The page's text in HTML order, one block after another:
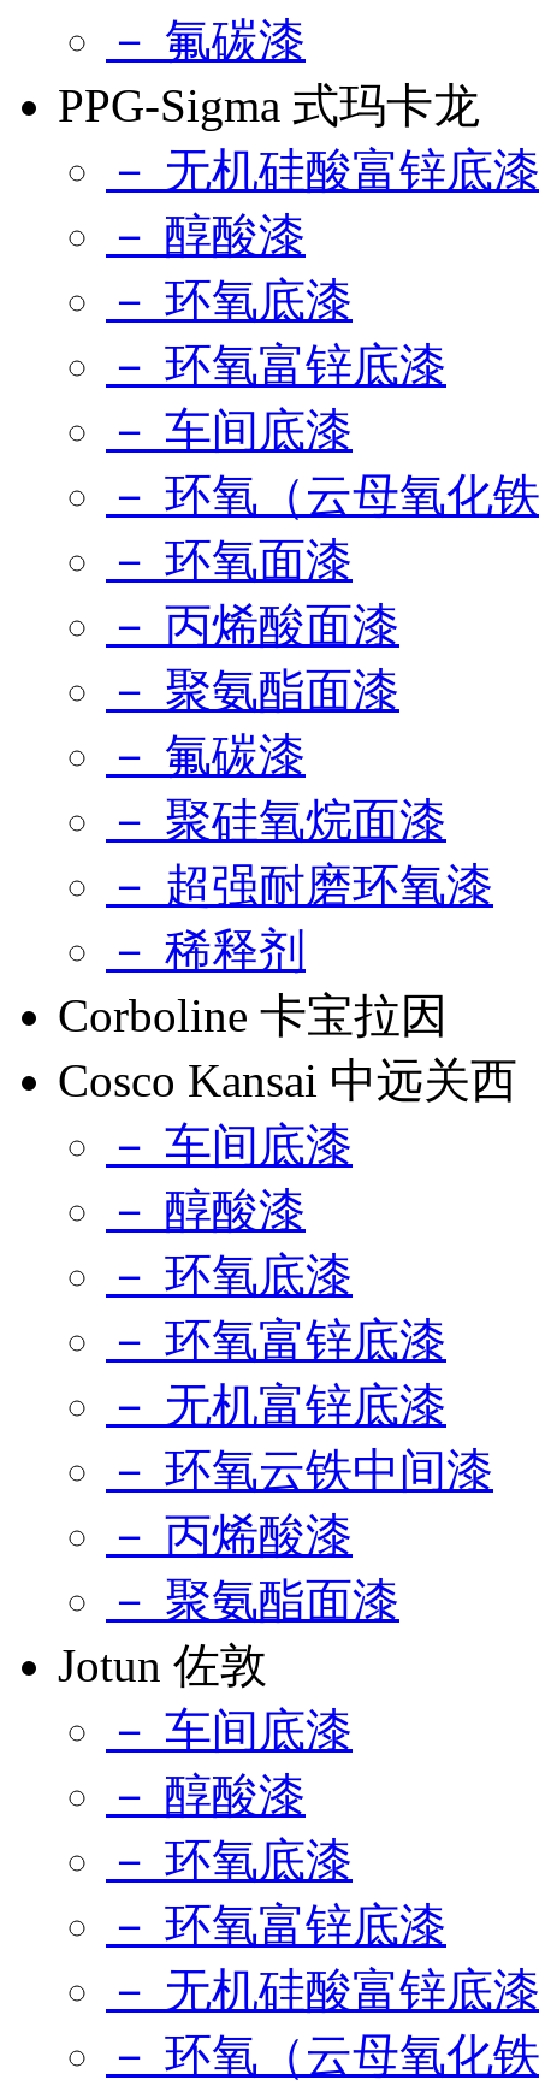
－ 氟碳漆
PPG-Sigma 式玛卡龙
－ 无机硅酸富锌底漆
－ 醇酸漆
－ 环氧底漆
－ 环氧富锌底漆
－ 车间底漆
－ 环氧（云母氧化
－ 环氧面漆
－ 丙烯酸面漆
－ 聚氨酯面漆
－ 氟碳漆
－ 聚硅氧烷面漆
－ 超强耐磨环氧漆
－ 稀释剂
Corboline 卡宝拉因
Cosco Kansai 中远关西
－ 车间底漆
－ 醇酸漆
－ 环氧底漆
－ 环氧富锌底漆
－ 无机富锌底漆
－ 环氧云铁中间漆
－ 丙烯酸漆
－ 聚氨酯面漆
Jotun 佐敦
－ 车间底漆
－ 醇酸漆
－ 环氧底漆
－ 环氧富锌底漆
－ 无机硅酸富锌底漆
－ 环氧（云母氧化